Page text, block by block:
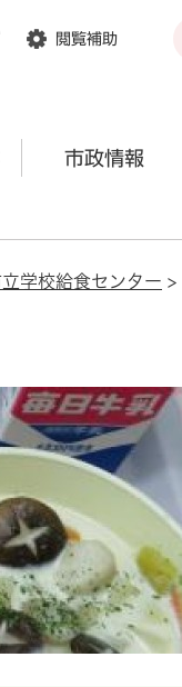
閲覧補助
市政情報
学校給食センター >